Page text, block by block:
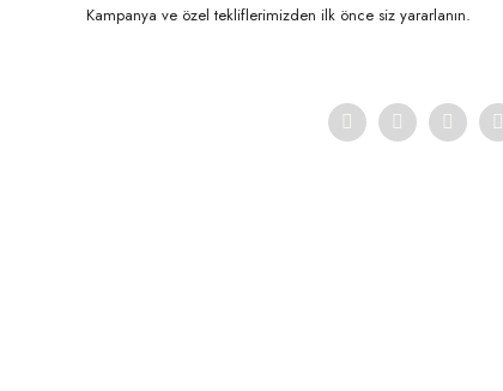
Ürün bilgilerinde hatalar bulunuyor.
Kampanya ve özel tekliflerimizden ilk önce siz yararlanın.